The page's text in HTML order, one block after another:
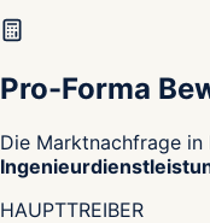
Pro-Forma
Die Marktnachfrage in
HAUPTTREIBER